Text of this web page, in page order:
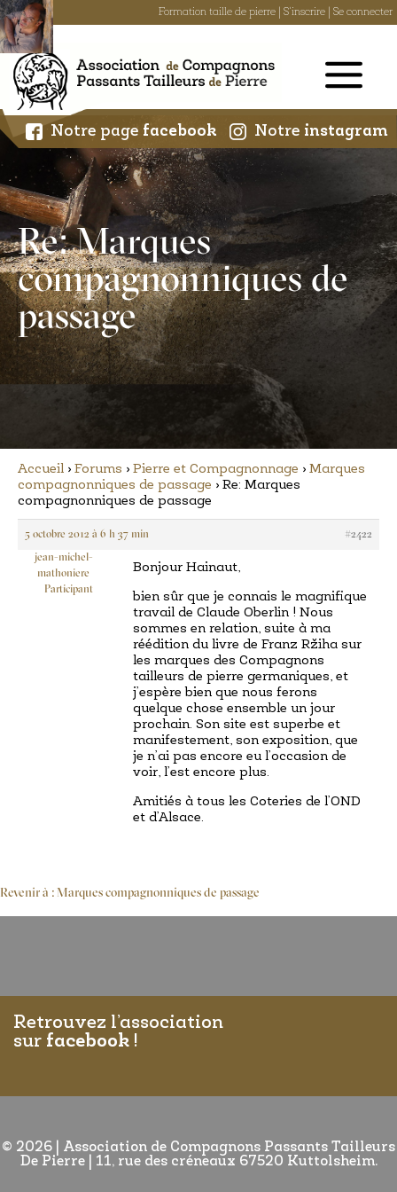
Formation taille de pierre S'inscrire Se connecter
Skip
to
content
Notre page facebook Notre instagram
Re: Marques
compagnonniques de
passage
Accueil › Forums › Pierre et Compagnonnage › Marques
compagnonniques de passage › Re: Marques
compagnonniques de passage
5 octobre 2012 à 6 h 37 min #2422
jean-michel-
mathoniere
Participant
Bonjour Hainaut,
bien sûr que je connais le magnifique
travail de Claude Oberlin ! Nous
sommes en relation, suite à ma
réédition du livre de Franz Ržiha sur
les marques des Compagnons
tailleurs de pierre germaniques, et
j’espère bien que nous ferons
quelque chose ensemble un jour
prochain. Son site est superbe et
manifestement, son exposition, que
je n’ai pas encore eu l’occasion de
voir, l’est encore plus.
Amitiés à tous les Coteries de l’OND
et d’Alsace.
Revenir à : Marques compagnonniques de passage
Retrouvez l’association
sur facebook !
© 2026
Association de Compagnons Passants Tailleurs
De Pierre | 11, rue des créneaux 67520 Kuttolsheim.